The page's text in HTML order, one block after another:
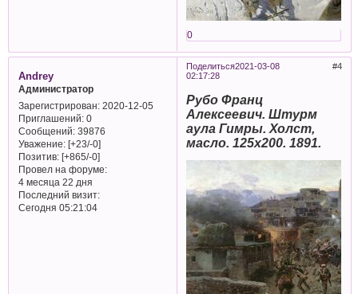
0
Поделиться 4
2021-03-08
02:17:28
Andrey
Администратор
Зарегистрирован: 2020-12-05
Приглашений:0
Сообщений:39876
Уважение: [+23/-0]
Позитив: [+865/-0]
Провел на форуме:
4 месяца 22 дня
Последний визит:
Сегодня 05:21:04
Рубо Франц
Алексеевич. Штурм
аула Гимры. Холст,
масло. 125х200. 1891.